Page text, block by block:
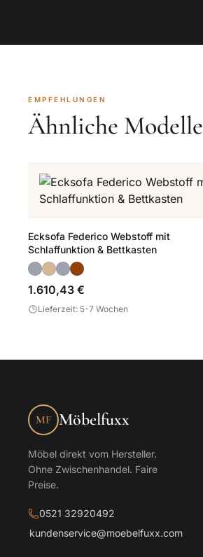
EMPFEHLUNGEN
Ähnliche Modelle
Ecksofa Federico Webstoff mit
Schlaffunktion & Bettkasten
1.610,43 €
Lieferzeit: 5-7 Wochen
MF Möbelfuxx
Möbel direkt vom Hersteller.
Ohne Zwischenhandel. Faire
Preise.
0521 32920492
kundenservice@moebelfuxx.com